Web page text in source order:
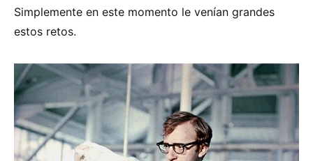
Simplemente en este momento le venían grandes
estos retos.